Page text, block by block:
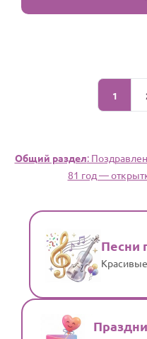
1
Общий раздел:
81 год —
Песни